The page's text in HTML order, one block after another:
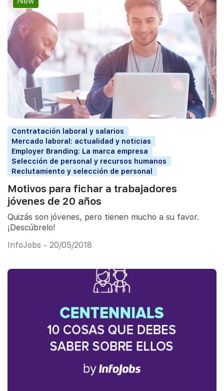
Contratación laboral y salarios
Mercado laboral: actualidad y noticias
Employer Branding: La marca empresa
Selección de personal y recursos humanos
Reclutamiento y selección de personal
Motivos para fichar a trabajadores
jóvenes de 20 años
Quizás son jóvenes, pero tienen mucho a su favor.
¡Descúbrelo!
InfoJobs - 20/05/2018